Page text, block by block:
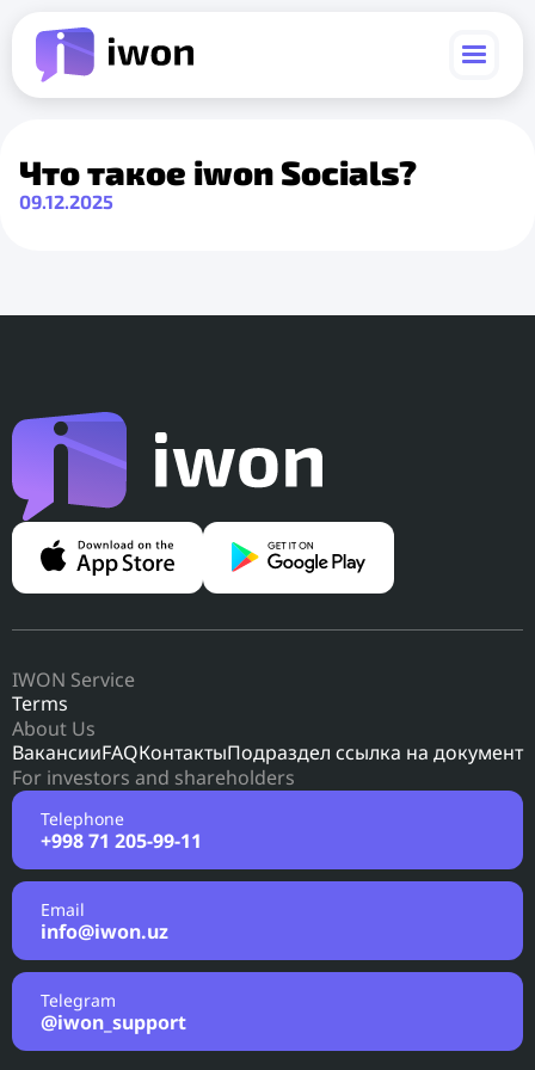
Что такое iwon Socials?
09.12.2025
IWON Service
Terms
About Us
ВакансииFAQКонтактыПодраздел ссылка на документ
For investors and shareholders
Telephone
+998 71 205-99-11
Email
info@iwon.uz
Telegram
@iwon_support